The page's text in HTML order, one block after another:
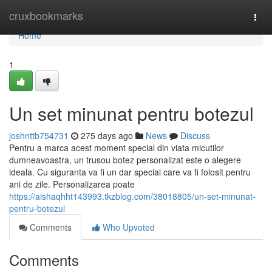
cruxbookmarks
Home
Home
1
Un set minunat pentru botezul
joshnttb754731 275 days ago News
Discuss
Pentru a marca acest moment special din viata micutilor
dumneavoastra, un trusou botez personalizat este o alegere
ideala. Cu siguranta va fi un dar special care va fi folosit pentru
ani de zile. Personalizarea poate
https://aishaqhht143993.tkzblog.com/38018805/un-set-minunat-
pentru-botezul
Comments
Who Upvoted
Comments